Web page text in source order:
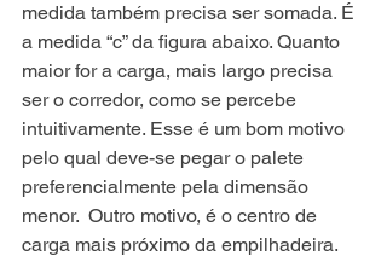
medida também precisa ser somada. É
a medida “c” da figura abaixo. Quanto
maior for a carga, mais largo precisa
ser o corredor, como se percebe
intuitivamente. Esse é um bom motivo
pelo qual deve-se pegar o palete
preferencialmente pela dimensão
menor.  Outro motivo, é o centro de
carga mais próximo da empilhadeira.